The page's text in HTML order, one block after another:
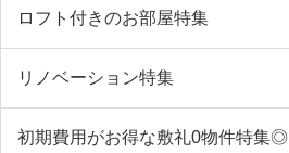
ロフト付きのお部屋特集
リノベーション特集
初期費用がお得な敷礼0物件特集◎